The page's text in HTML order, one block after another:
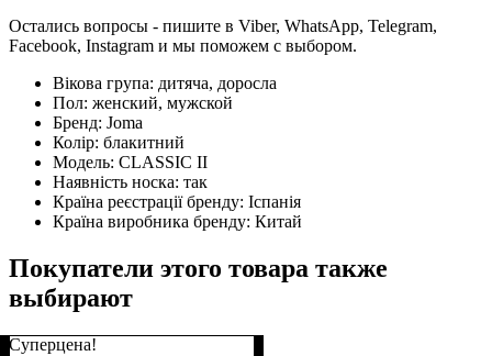
Остались вопросы - пишите в Viber, WhatsApp, Telegram,
Facebook, Instagram и мы поможем с выбором.
Вікова група: дитяча, доросла
Пол: женский, мужской
Бренд: Joma
Колір: блакитний
Модель: CLASSIC II
Наявність носка: так
Країна реєстрації бренду: Іспанія
Країна виробника бренду: Китай
Покупатели этого товара также
выбирают
Суперцена!